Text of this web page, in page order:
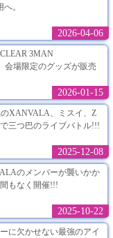
。
2026-04-06
3MAN
会場限定のグッズが販売
2026-01-15
のXANVALA、ミスイ、Z
三つ巴のライブバトル!!!
2025-12-08
のメンバーが襲いかか
もなく開催!!!
2025-10-22
に欠かせない最強のアイ